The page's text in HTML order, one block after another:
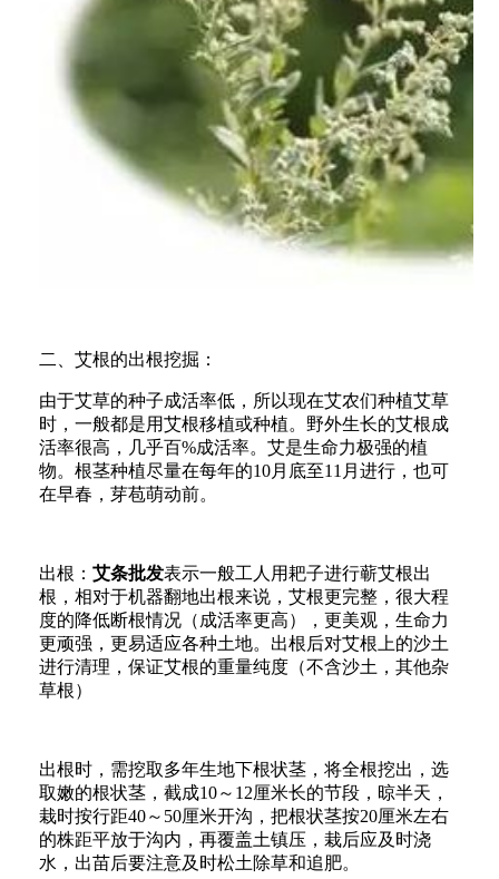
二、艾根的出根挖掘：
由于艾草的种子成活率低，所以现在艾农们种植艾草
时，一般都是用艾根移植或种植。野外生长的艾根成
活率很高，几乎百%成活率。艾是生命力极强的植
物。根茎种植尽量在每年的10月底至11月进行，也可
在早春，芽苞萌动前。
出根： 艾条批发表示一般工人用耙子进行蕲艾根出
根，相对于机器翻地出根来说，艾根更完整，很大程
度的降低断根情况（成活率更高），更美观，生命力
更顽强，更易适应各种土地。出根后对艾根上的沙土
进行清理，保证艾根的重量纯度（不含沙土，其他杂
草根）
出根时，需挖取多年生地下根状茎，将全根挖出，选
取嫩的根状茎，截成10～12厘米长的节段，晾半天，
栽时按行距40～50厘米开沟，把根状茎按20厘米左右
的株距平放于沟内，再覆盖土镇压，栽后应及时浇
水，出苗后要注意及时松土除草和追肥。